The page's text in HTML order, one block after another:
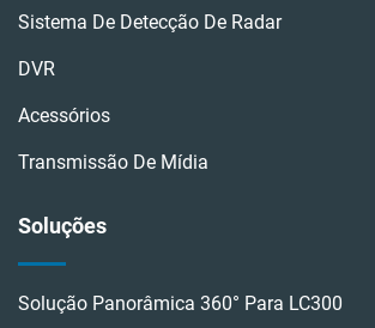
Sistema De Detecção De Radar
DVR
Acessórios
Transmissão De Mídia
Soluções
Solução Panorâmica 360° Para LC300